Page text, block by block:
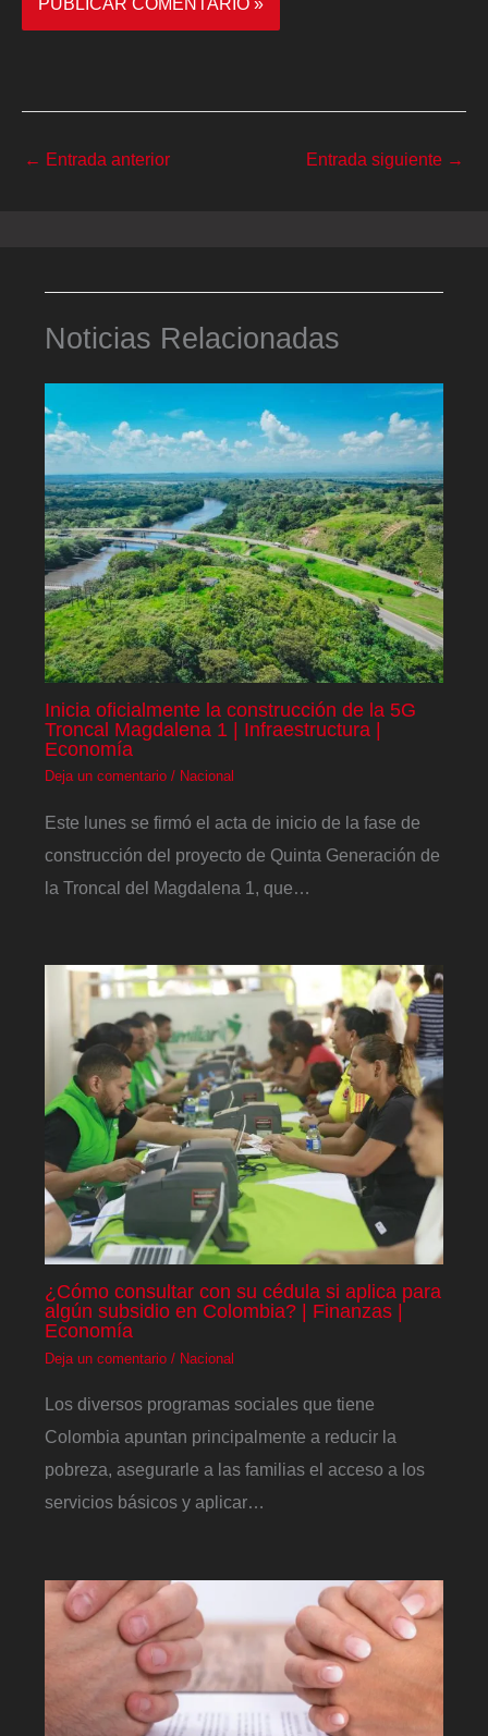
← Entrada anterior Entrada siguiente →
Noticias Relacionadas
Inicia oficialmente la construcción de la 5G
Troncal Magdalena 1 | Infraestructura |
Economía
Deja un comentario / Nacional
Este lunes se firmó el acta de inicio de la fase de
construcción del proyecto de Quinta Generación de
la Troncal del Magdalena 1, que…
¿Cómo consultar con su cédula si aplica para
algún subsidio en Colombia? | Finanzas |
Economía
Deja un comentario / Nacional
Los diversos programas sociales que tiene
Colombia apuntan principalmente a reducir la
pobreza, asegurarle a las familias el acceso a los
servicios básicos y aplicar…